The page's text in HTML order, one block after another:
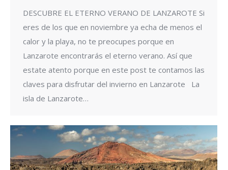
DESCUBRE EL ETERNO VERANO DE LANZAROTE Si
eres de los que en noviembre ya echa de menos el
calor y la playa, no te preocupes porque en
Lanzarote encontrarás el eterno verano. Así que
estate atento porque en este post te contamos las
claves para disfrutar del invierno en Lanzarote La
isla de Lanzarote…